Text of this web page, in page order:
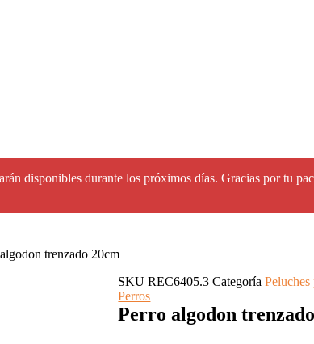
disponibles durante los próximos días. Gracias por tu
trenzado 20cm
SKUREC6405.3Categoría Peluches
Perros
Perro algodon